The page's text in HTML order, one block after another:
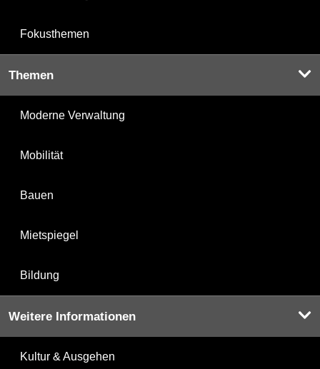
Fokusthemen
Themen
Moderne Verwaltung
Mobilität
Bauen
Mietspiegel
Bildung
Weitere Informationen
Kultur & Ausgehen